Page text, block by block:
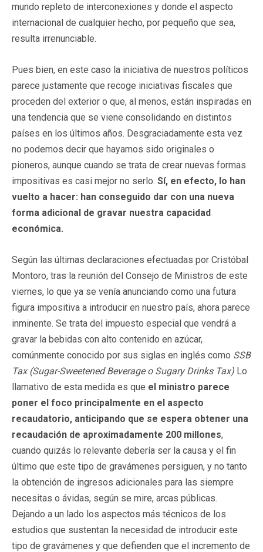
mundo repleto de interconexiones y donde el aspecto
internacional de cualquier hecho, por pequeño que sea,
resulta irrenunciable.
Pues bien, en este caso la iniciativa de nuestros políticos
parece justamente que recoge iniciativas fiscales que
proceden del exterior o que, al menos, están inspiradas en
una tendencia que se viene consolidando en distintos
países en los últimos años. Desgraciadamente esta vez
no podemos decir que hayamos sido originales o
pioneros, aunque cuando se trata de crear nuevas formas
impositivas es casi mejor no serlo. Sí, en efecto, lo han
vuelto a hacer: han conseguido dar con una nueva
forma adicional de gravar nuestra capacidad
económica.
Según las últimas declaraciones efectuadas por Cristóbal
Montoro, tras la reunión del Consejo de Ministros de este
viernes, lo que ya se venía anunciando como una futura
figura impositiva a introducir en nuestro país, ahora parece
inminente. Se trata del impuesto especial que vendrá a
gravar la bebidas con alto contenido en azúcar,
comúnmente conocido por sus siglas en inglés como SSB
Tax (Sugar-Sweetened Beverage o Sugary Drinks Tax) Lo
llamativo de esta medida es que el ministro parece
poner el foco principalmente en el aspecto
recaudatorio, anticipando que se espera obtener una
recaudación de aproximadamente 200 millones,
cuando quizás lo relevante debería ser la causa y el fin
último que este tipo de gravámenes persiguen, y no tanto
la obtención de ingresos adicionales para las siempre
necesitas o ávidas, según se mire, arcas públicas.
Dejando a un lado los aspectos más técnicos de los
estudios que sustentan la necesidad de introducir este
tipo de gravámenes y que defienden que el incremento de